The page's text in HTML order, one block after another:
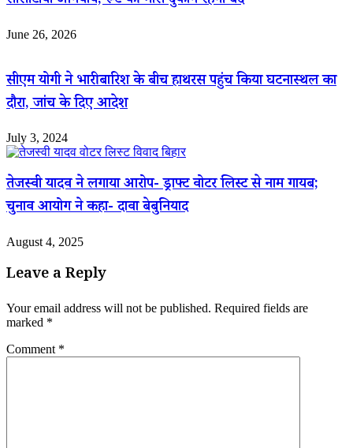
June 26, 2026
सीएम योगी ने भारी बारिश के बीच हाथरस पहुंच किया घटनास्थल का
दौरा, जांच के दिए आदेश
July 3, 2024
तेजस्वी यादव ने लगाया आरोप- ड्राफ्ट वोटर लिस्ट से नाम गायब;
चुनाव आयोग ने कहा- दावा बेबुनियाद
August 4, 2025
Leave a Reply
Your email address will not be published. Required fields are
marked *
Comment *